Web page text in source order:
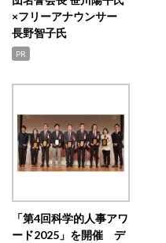
×フリーアナウンサー
長野智子氏
PR
「第4回科学的人事アワ
ード2025」を開催 デ